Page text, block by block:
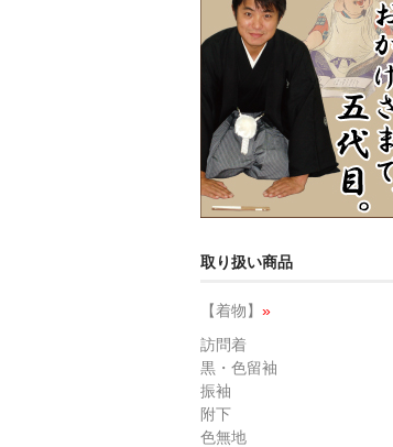
取り扱い商品
【着物】 »
訪問着
黒・色留袖
振袖
附下
色無地